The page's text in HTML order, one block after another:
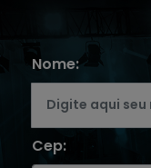
Nome:
Cep: